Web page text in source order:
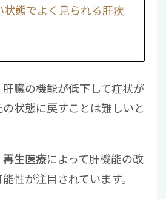
状態でよく見られる肝疾
臓の機能が低下して症状が
状態に戻すことは難しいと
再生医療によって肝機能の改
性が注目されています。